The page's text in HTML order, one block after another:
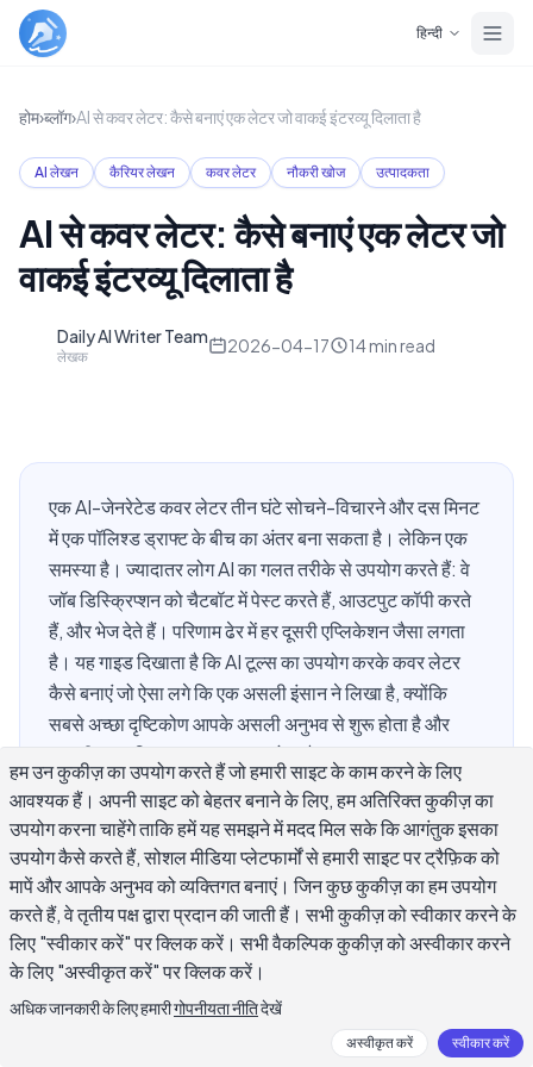
हिन्दी
होम›ब्लॉग›AI से कवर लेटर: कैसे बनाएं एक लेटर जो वाकई इंटरव्यू दिलाता है
AI लेखन कैरियर लेखन कवर लेटर नौकरी खोज उत्पादकता
AI से कवर लेटर: कैसे बनाएं एक लेटर जो
वाकई इंटरव्यू दिलाता है
Daily AI Writer Team
लेखक
2026-04-17 14min read
एक AI-जेनरेटेड कवर लेटर तीन घंटे सोचने-विचारने और दस मिनट
में एक पॉलिश्ड ड्राफ्ट के बीच का अंतर बना सकता है। लेकिन एक
समस्या है। ज्यादातर लोग AI का गलत तरीके से उपयोग करते हैं: वे
जॉब डिस्क्रिप्शन को चैटबॉट में पेस्ट करते हैं, आउटपुट कॉपी करते
हैं, और भेज देते हैं। परिणाम ढेर में हर दूसरी एप्लिकेशन जैसा लगता
है। यह गाइड दिखाता है कि AI टूल्स का उपयोग करके कवर लेटर
कैसे बनाएं जो ऐसा लगे कि एक असली इंसान ने लिखा है, क्योंकि
सबसे अच्छा दृष्टिकोण आपके असली अनुभव से शुरू होता है और
आपकी प्रामाणिक आवाज पर खत्म होता है।
AI-जेनरेटेड कवर लेटर क्या है?
एक AI-जेनरेटेड कवर लेटर कृत्रिम बुद्धिमत्ता लेखन उपकरणों की सहायता से
तैयार किया गया कवर लेटर है। आप AI को अपनी पृष्ठभूमि, जिस नौकरी के
लिए आवेदन कर रहे हैं, और पोस्टिंग की विशिष्ट आवश्यकताओं के बारे में
जानकारी देते हैं। फिर AI एक संरचित, व्याकरणिक रूप से सही पत्र तैयार
करता है जिसे आप संपादित और व्यक्तिगत बना सकते हैं।
हम उन कुकीज़ का उपयोग करते हैं जो हमारी साइट के काम करने के लिए
आवश्यक हैं। अपनी साइट को बेहतर बनाने के लिए, हम अतिरिक्त कुकीज़ का
उपयोग करना चाहेंगे ताकि हमें यह समझने में मदद मिल सके कि आगंतुक इसका
उपयोग कैसे करते हैं, सोशल मीडिया प्लेटफार्मों से हमारी साइट पर ट्रैफ़िक को
मापें और आपके अनुभव को व्यक्तिगत बनाएं। जिन कुछ कुकीज़ का हम उपयोग
करते हैं, वे तृतीय पक्ष द्वारा प्रदान की जाती हैं। सभी कुकीज़ को स्वीकार करने के
लिए "स्वीकार करें" पर क्लिक करें। सभी वैकल्पिक कुकीज़ को अस्वीकार करने
के लिए "अस्वीकृत करें" पर क्लिक करें।
अधिक जानकारी के लिए हमारीगोपनीयता नीतिदेखें
अस्वीकृत करें स्वीकार करें